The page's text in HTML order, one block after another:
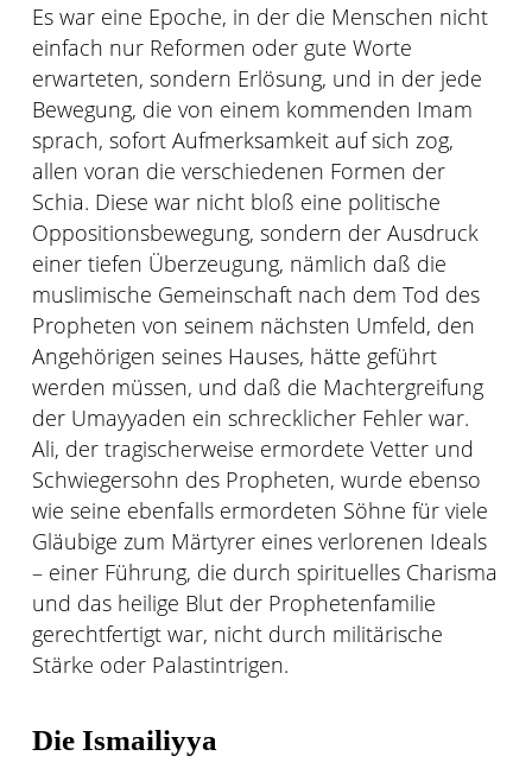
Es war eine Epoche, in der die Menschen nicht
einfach nur Reformen oder gute Worte
erwarteten, sondern Erlösung, und in der jede
Bewegung, die von einem kommenden Imam
sprach, sofort Aufmerksamkeit auf sich zog,
allen voran die verschiedenen Formen der
Schia. Diese war nicht bloß eine politische
Oppositionsbewegung, sondern der Ausdruck
einer tiefen Überzeugung, nämlich daß die
muslimische Gemeinschaft nach dem Tod des
Propheten von seinem nächsten Umfeld, den
Angehörigen seines Hauses, hätte geführt
werden müssen, und daß die Machtergreifung
der Umayyaden ein schrecklicher Fehler war.
Ali, der tragischerweise ermordete Vetter und
Schwiegersohn des Propheten, wurde ebenso
wie seine ebenfalls ermordeten Söhne für viele
Gläubige zum Märtyrer eines verlorenen Ideals
– einer Führung, die durch spirituelles Charisma
und das heilige Blut der Prophetenfamilie
gerechtfertigt war, nicht durch militärische
Stärke oder Palastintrigen.
Die Ismailiyya